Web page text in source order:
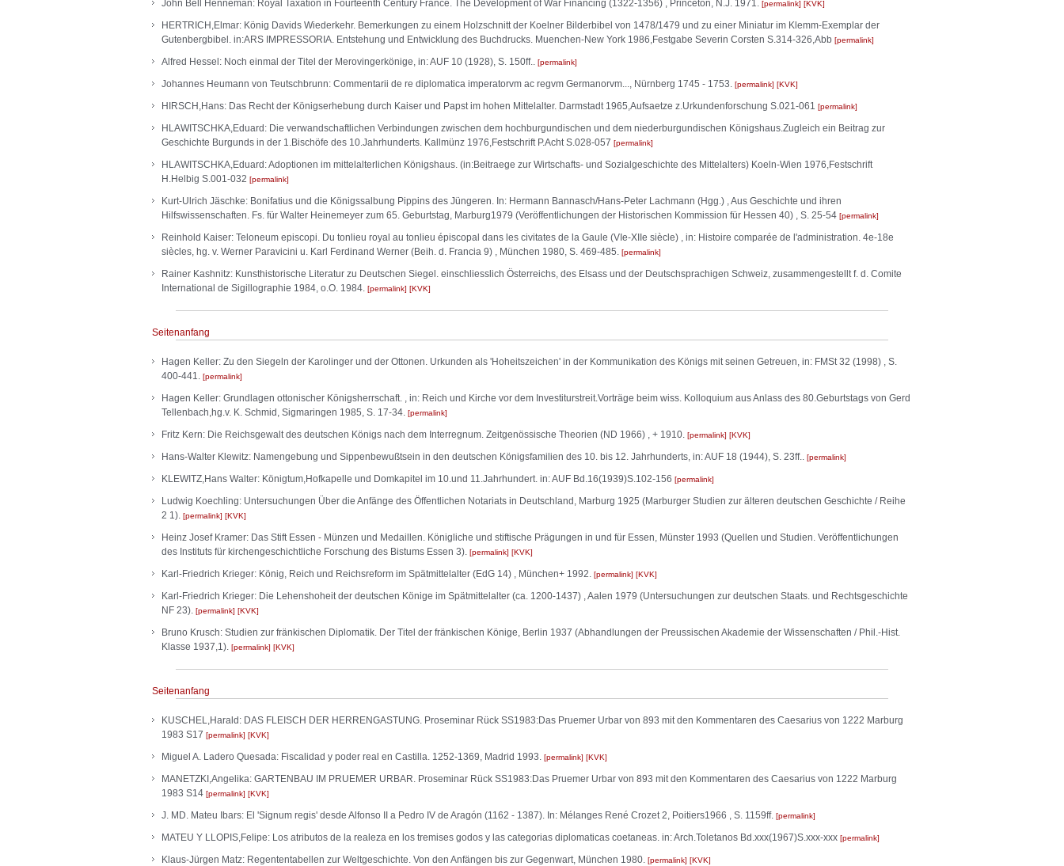
John Bell Henneman: Royal Taxation in Fourteenth Century France. The Development of War Financing (1322-1356) , Princeton, N.J. 1971. permalink KVK
HERTRICH,Elmar: König Davids Wiederkehr. Bemerkungen zu einem Holzschnitt der Koelner Bilderbibel von 1478/1479 und zu einer Miniatur im Klemm-Exemplar der
Gutenbergbibel. in:ARS IMPRESSORIA. Entstehung und Entwicklung des Buchdrucks. Muenchen-New York 1986,Festgabe Severin Corsten S.314-326,Abb permalink
Alfred Hessel: Noch einmal der Titel der Merovingerkönige, in: AUF 10 (1928), S. 150ff.. permalink
Johannes Heumann von Teutschbrunn: Commentarii de re diplomatica imperatorvm ac regvm Germanorvm..., Nürnberg 1745 - 1753. permalink KVK
HIRSCH,Hans: Das Recht der Königserhebung durch Kaiser und Papst im hohen Mittelalter. Darmstadt 1965,Aufsaetze z.Urkundenforschung S.021-061 permalink
HLAWITSCHKA,Eduard: Die verwandschaftlichen Verbindungen zwischen dem hochburgundischen und dem niederburgundischen Königshaus.Zugleich ein Beitrag zur
Geschichte Burgunds in der 1.Bischöfe des 10.Jahrhunderts. Kallmünz 1976,Festschrift P.Acht S.028-057
permalink
HLAWITSCHKA,Eduard: Adoptionen im mittelalterlichen Königshaus. (in:Beitraege zur Wirtschafts- und Sozialgeschichte des Mittelalters) Koeln-Wien 1976,Festschrift
H.Helbig S.001-032
permalink
Kurt-Ulrich Jäschke: Bonifatius und die Königssalbung Pippins des Jüngeren. In: Hermann Bannasch/Hans-Peter Lachmann (Hgg.) , Aus Geschichte und ihren
Hilfswissenschaften. Fs. für Walter Heinemeyer zum 65. Geburtstag, Marburg1979 (Veröffentlichungen der Historischen Kommission für Hessen 40) , S. 25-54 permalink
Reinhold Kaiser: Teloneum episcopi. Du tonlieu royal au tonlieu épiscopal dans les civitates de la Gaule (VIe-XIIe siècle) , in: Histoire comparée de l'administration. 4e-18e
siècles, hg. v. Werner Paravicini u. Karl Ferdinand Werner (Beih. d. Francia 9) , München 1980, S. 469-485. permalink
Rainer Kashnitz: Kunsthistorische Literatur zu Deutschen Siegel. einschliesslich Österreichs, des Elsass und der Deutschsprachigen Schweiz, zusammengestellt f. d. Comite
International de Sigillographie 1984, o.O. 1984. permalink KVK
Seitenanfang
Hagen Keller: Zu den Siegeln der Karolinger und der Ottonen. Urkunden als 'Hoheitszeichen' in der Kommunikation des Königs mit seinen Getreuen, in: FMSt 32 (1998) , S.
400-441. permalink
Hagen Keller: Grundlagen ottonischer Königsherrschaft. , in: Reich und Kirche vor dem Investiturstreit.Vorträge beim wiss. Kolloquium aus Anlass des 80.Geburtstags von Gerd
Tellenbach,hg.v. K. Schmid, Sigmaringen 1985, S. 17-34. permalink
Fritz Kern: Die Reichsgewalt des deutschen Königs nach dem Interregnum. Zeitgenössische Theorien (ND 1966) , + 1910. permalink KVK
Hans-Walter Klewitz: Namengebung und Sippenbewußtsein in den deutschen Königsfamilien des 10. bis 12. Jahrhunderts, in: AUF 18 (1944), S. 23ff.. permalink
KLEWITZ,Hans Walter: Königtum,Hofkapelle und Domkapitel im 10.und 11.Jahrhundert. in: AUF Bd.16(1939)S.102-156 permalink
Ludwig Koechling: Untersuchungen Über die Anfänge des Öffentlichen Notariats in Deutschland, Marburg 1925 (Marburger Studien zur älteren deutschen Geschichte / Reihe
2 1). permalink KVK
Heinz Josef Kramer: Das Stift Essen - Münzen und Medaillen. Königliche und stiftische Prägungen in und für Essen, Münster 1993 (Quellen und Studien. Veröffentlichungen
des Instituts für kirchengeschichtliche Forschung des Bistums Essen 3). permalink KVK
Karl-Friedrich Krieger: König, Reich und Reichsreform im Spätmittelalter (EdG 14) , München+ 1992. permalink KVK
Karl-Friedrich Krieger: Die Lehenshoheit der deutschen Könige im Spätmittelalter (ca. 1200-1437) , Aalen 1979 (Untersuchungen zur deutschen Staats. und Rechtsgeschichte
NF 23). permalink KVK
Bruno Krusch: Studien zur fränkischen Diplomatik. Der Titel der fränkischen Könige, Berlin 1937 (Abhandlungen der Preussischen Akademie der Wissenschaften / Phil.-Hist.
Klasse 1937,1). permalink KVK
Seitenanfang
KUSCHEL,Harald: DAS FLEISCH DER HERRENGASTUNG. Proseminar Rück SS1983:Das Pruemer Urbar von 893 mit den Kommentaren des Caesarius von 1222 Marburg
1983 S17
permalink KVK
Miguel A. Ladero Quesada: Fiscalidad y poder real en Castilla. 1252-1369, Madrid 1993. permalink KVK
MANETZKI,Angelika: GARTENBAU IM PRUEMER URBAR. Proseminar Rück SS1983:Das Pruemer Urbar von 893 mit den Kommentaren des Caesarius von 1222 Marburg
1983 S14 permalink KVK
J. MD. Mateu Ibars: El 'Signum regis' desde Alfonso II a Pedro IV de Aragón (1162 - 1387). In: Mélanges René Crozet 2, Poitiers1966 , S. 1159ff. permalink
MATEU Y LLOPIS,Felipe: Los atributos de la realeza en los tremises godos y las categorias diplomaticas coetaneas. in: Arch.Toletanos Bd.xxx(1967)S.xxx-xxx permalink
Klaus-Jürgen Matz: Regententabellen zur Weltgeschichte. Von den Anfängen bis zur Gegenwart, München 1980. permalink KVK